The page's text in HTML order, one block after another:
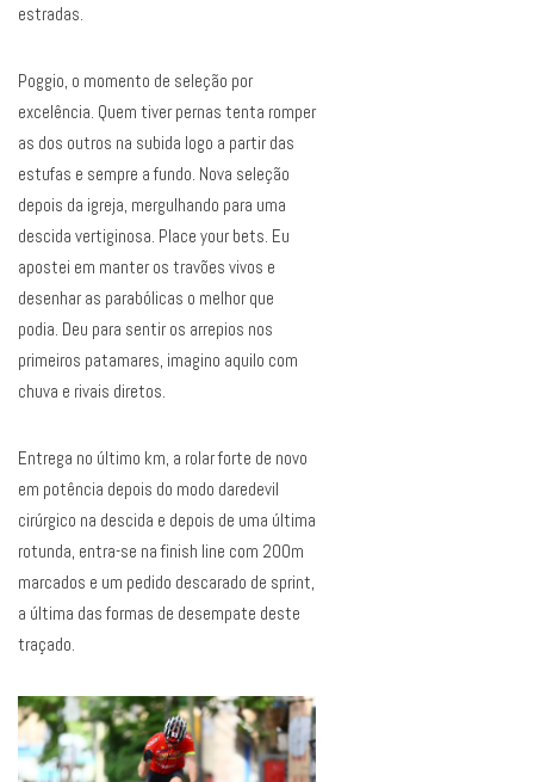
estradas.
Poggio, o momento de seleção por
excelência. Quem tiver pernas tenta romper
as dos outros na subida logo a partir das
estufas e sempre a fundo. Nova seleção
depois da igreja, mergulhando para uma
descida vertiginosa. Place your bets. Eu
apostei em manter os travões vivos e
desenhar as parabólicas o melhor que
podia. Deu para sentir os arrepios nos
primeiros patamares, imagino aquilo com
chuva e rivais diretos.
Entrega no último km, a rolar forte de novo
em potência depois do modo daredevil
cirúrgico na descida e depois de uma última
rotunda, entra-se na finish line com 200m
marcados e um pedido descarado de sprint,
a última das formas de desempate deste
traçado.